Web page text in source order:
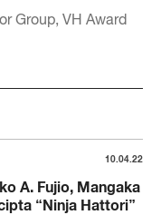
Group VH Award
10.04.22
A. Fujio, Mangaka
“Ninja Hattori”